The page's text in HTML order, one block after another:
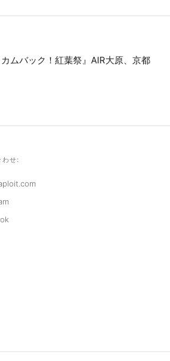
カムバック！紅葉祭』AIR大原、京都
わせ: